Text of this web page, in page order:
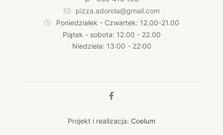
pizza.adorola@gmail.com
Poniedziałek - Czwartek: 12.00-21.00
Piątek - sobota: 12.00 - 22.00
Niedziela: 13:00 - 22:00
Projekt i realizacja: Coelum